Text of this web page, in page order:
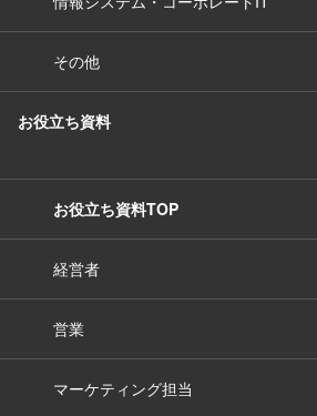
その他
お役立ち資料
お役立ち資料TOP
経営者
営業
マーケティング担当